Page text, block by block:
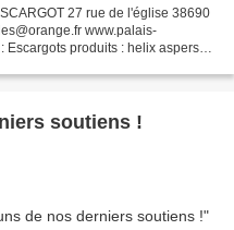
27 rue de l'église 38690
www.palais-
produits : helix aspersa
soutiens !